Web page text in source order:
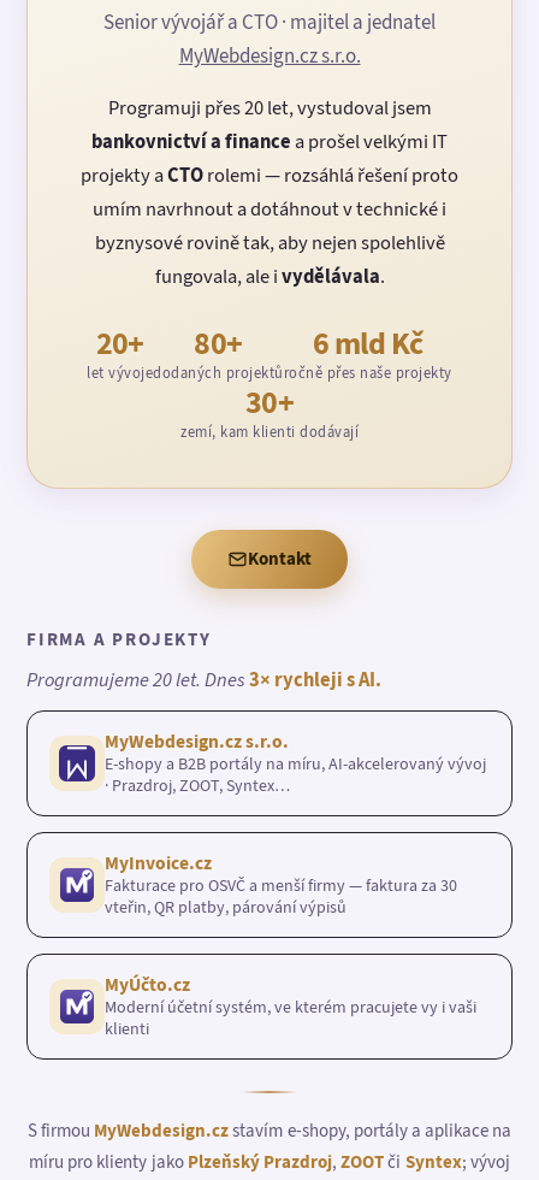
Senior vývojář a CTO · majitel a jednatel
MyWebdesign.cz s.r.o.
Programuji přes 20 let, vystudoval jsem
bankovnictví a finance a prošel velkými IT
projekty aCTOrolemi — rozsáhlá řešení proto
umím navrhnout a dotáhnout v technické i
byznysové rovině tak, aby nejen spolehlivě
fungovala, ale ivydělávala.
20+
let vývoje
80+
dodaných projektů
6 mld Kč
ročně přes naše projekty
30+
zemí, kam klienti dodávají
Kontakt
FIRMA A PROJEKTY
Programujeme 20 let. Dnes3× rychleji s AI.
MyWebdesign.cz s.r.o.
E-shopy a B2B portály na míru, AI-akcelerovaný vývoj
· Prazdroj, ZOOT, Syntex…
MyInvoice.cz
Fakturace pro OSVČ a menší firmy — faktura za 30
vteřin, QR platby, párování výpisů
MyÚčto.cz
Moderní účetní systém, ve kterém pracujete vy i vaši
klienti
S firmou MyWebdesign.czstavím e-shopy, portály a aplikace na
míru pro klienty jako Plzeňský Prazdroj,ZOOTči Syntex; vývoj